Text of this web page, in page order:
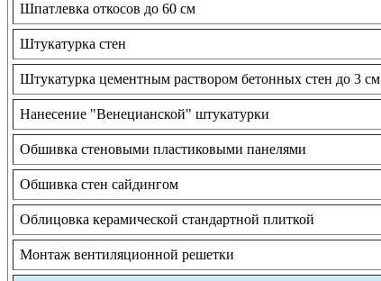
Шпатлевка откосов до 60 см
Штукатурка стен
Штукатурка цементным раствором бетонных стен до 3 см
Нанесение "Венецианской" штукатурки
Обшивка стеновыми пластиковыми панелями
Обшивка стен сайдингом
Облицовка керамической стандартной плиткой
Монтаж вентиляционной решетки